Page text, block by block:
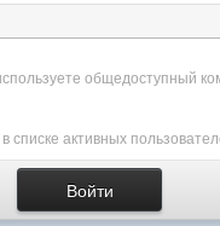
общедоступный
списке активных